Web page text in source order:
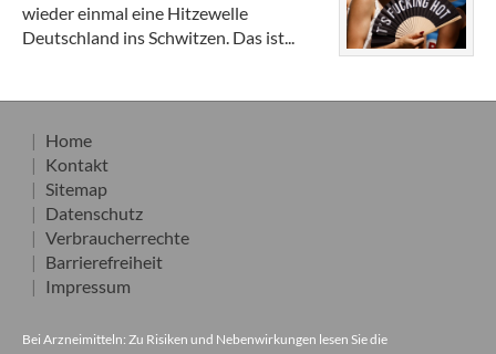
wieder einmal eine Hitzewelle
Deutschland ins Schwitzen. Das ist...
Home
Kontakt
Sitemap
Datenschutz
Verbraucherrechte
Barrierefreiheit
Impressum
Bei Arzneimitteln: Zu Risiken und Nebenwirkungen lesen Sie die